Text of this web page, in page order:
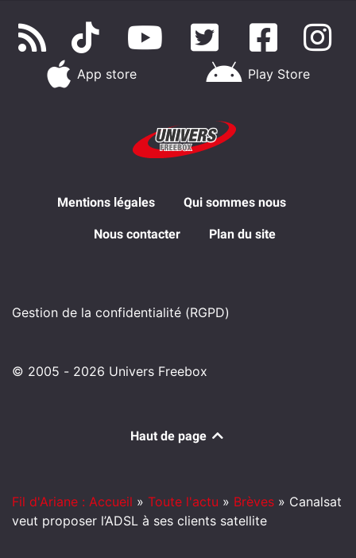
App store Play Store
Mentions légales Qui sommes nous
Nous contacter Plan du site
Gestion de la confidentialité (RGPD)
© 2005 - 2026 Univers Freebox
Haut de page
Fil d'Ariane : Accueil » Toute l'actu » Brèves » Canalsat
veut proposer l’ADSL à ses clients satellite